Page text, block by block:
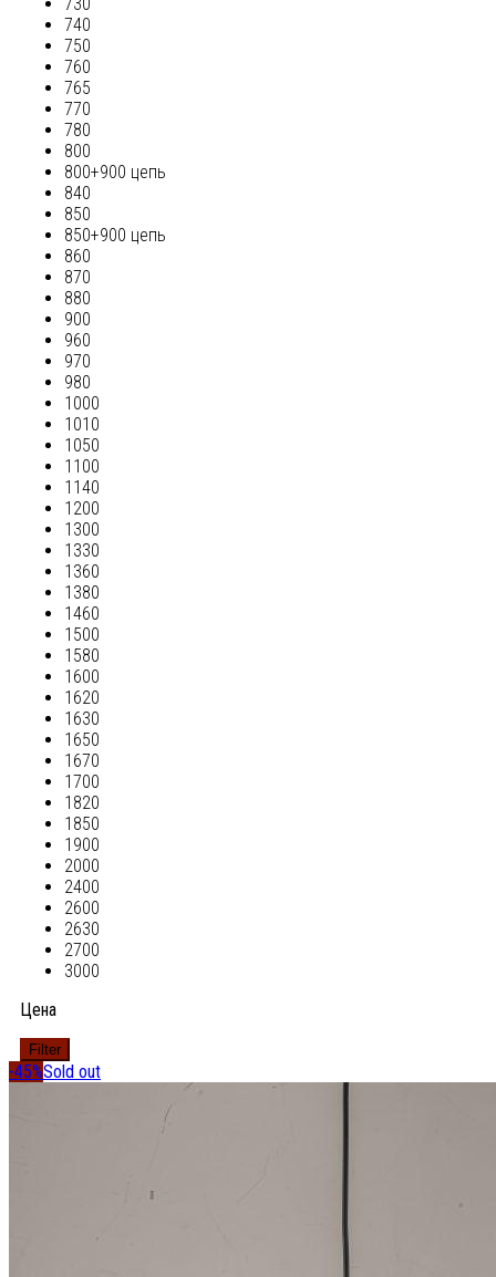
730
740
750
760
765
770
780
800
800+900 цепь
840
850
850+900 цепь
860
870
880
900
960
970
980
1000
1010
1050
1100
1140
1200
1300
1330
1360
1380
1460
1500
1580
1600
1620
1630
1650
1670
1700
1820
1850
1900
2000
2400
2600
2630
2700
3000
Цена
Filter
-45%Sold out